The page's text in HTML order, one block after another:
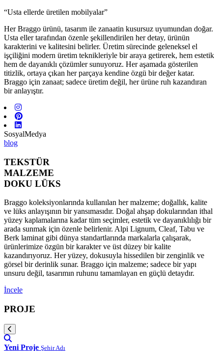
“Usta ellerde üretilen mobilyalar”
Her Braggo ürünü, tasarım ile zanaatin kusursuz uyumundan doğar.
Usta eller tarafından özenle şekillendirilen her detay, ürünün
karakterini ve kalitesini belirler. Üretim sürecinde geleneksel el
işçiliğini modern üretim teknikleriyle bir araya getirerek, hem estetik
hem de dayanıklı çözümler sunuyoruz. Her aşamada gösterilen
titizlik, ortaya çıkan her parçaya kendine özgü bir değer katar.
Braggo için zanaat; sadece üretim değil, her ürüne ruh kazandıran
bir anlayıştır.
SosyalMedya
blog
TEKSTÜR
MALZEME
DOKU LÜKS
Braggo koleksiyonlarında kullanılan her malzeme; doğallık, kalite
ve lüks anlayışının bir yansımasıdır. Doğal ahşap dokularından ithal
yüzey kaplamalarına kadar tüm seçimler, estetik ve dayanıklılığı bir
arada sunmak için özenle belirlenir. Alpi Lignum, Cleaf, Tabu ve
Berk laminat gibi dünya standartlarında markalarla çalışarak,
ürünlerimize özgün bir karakter ve üst düzey bir kalite
kazandırıyoruz. Her yüzey, dokusuyla hissedilen bir zenginlik ve
görsel bir derinlik sunar. Braggo için malzeme; sadece bir yapı
unsuru değil, tasarımın ruhunu tamamlayan en güçlü detaydır.
İncele
PROJE
Yeni Proje Şehir Adı